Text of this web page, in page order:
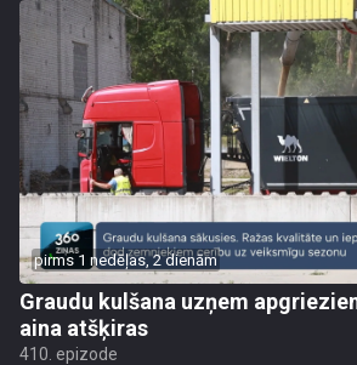
pirms 1 nedēļas, 2 dienām
Graudu kulšana uzņem
aina atšķiras
410. epizode